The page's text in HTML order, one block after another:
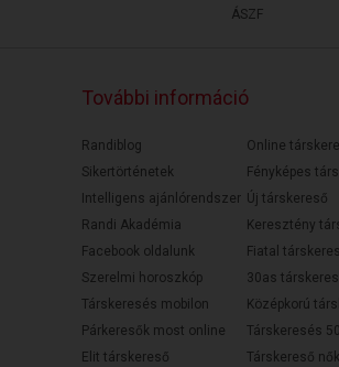
ÁSZF
További információ
Randiblog
Sikertörténetek
Intelligens ajánlórendszer
Randi Akadémia
Facebook oldalunk
Szerelmi horoszkóp
Társkeresés mobilon
Párkeresők most online
Elit társkereső
Online
Fényképes
Új társkereső
Keresztény
Fiatal
30as
Középkorú
Társkeresés
Társkereső nők